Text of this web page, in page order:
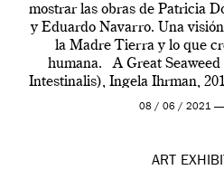
mostrar las obras de Patricia
y Eduardo Navarro. Una
la Madre Tierra y lo que
humana. A Great
Intestinalis), Ingela Ihrman,
Madrid y la
08 / 06 / 2021 —
ART